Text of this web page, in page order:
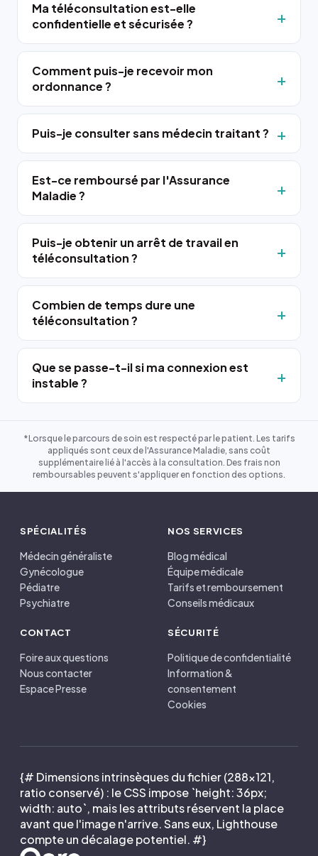
Ma téléconsultation est-elle
confidentielle et sécurisée ?
Comment puis-je recevoir mon
ordonnance ?
Puis-je consulter sans médecin traitant ?
Est-ce remboursé par l'Assurance
Maladie ?
Puis-je obtenir un arrêt de travail en
téléconsultation ?
Combien de temps dure une
téléconsultation ?
Que se passe-t-il si ma connexion est
instable ?
*Lorsque le parcours de soin est respecté par le patient. Les tarifs
appliqués sont ceux de l'Assurance Maladie, sans coût
supplémentaire lié à l'accès à la consultation. Des frais non
remboursables peuvent s'appliquer en fonction des options.
SPÉCIALITÉS
Médecin généraliste
Gynécologue
Pédiatre
Psychiatre
NOS SERVICES
Blog médical
Équipe médicale
Tarifs et remboursement
Conseils médicaux
CONTACT
Foire aux questions
Nous contacter
Espace Presse
SÉCURITÉ
Politique de confidentialité
Information &
consentement
Cookies
{# Dimensions intrinsèques du fichier (288×121,
ratio conservé) : le CSS impose `height: 36px;
width: auto`, mais les attributs réservent la place
avant que l'image n'arrive. Sans eux, Lighthouse
compte un décalage potentiel. #}